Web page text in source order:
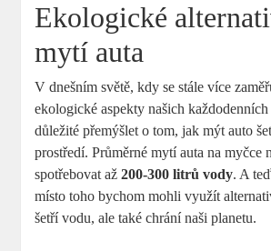
Ekologické
mytí auta
V dnešním světě, kdy se stále více
ekologické aspekty našich
důležité přemýšlet o tom, jak mýt auto
prostředí. Průměrné mytí auta na myčce
spotřebovat až200-300 litrů vody. A
místo toho bychom mohli využít
šetří vodu, ale také chrání naši planetu.